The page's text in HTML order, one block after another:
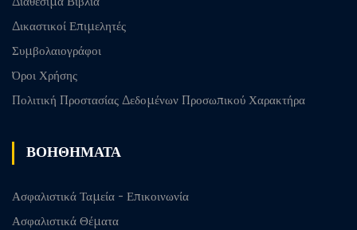
Δικαστικοί Επιμελητές
Συμβολαιογράφοι
Όροι Χρήσης
Πολιτική Προστασίας Δεδομένων Προσωπικού Χαρακτήρα
ΒΟΗΘΗΜΑΤΑ
Ασφαλιστικά Ταμεία - Επικοινωνία
Ασφαλιστικά Θέματα